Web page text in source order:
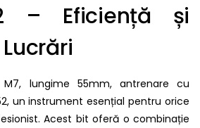
– Eficiență și
M7, lungime 55mm, antrenare cu
un instrument esențial pentru orice
Acest bit oferă o combinație